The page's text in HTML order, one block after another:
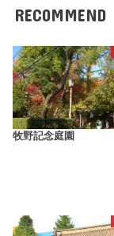
RECOMMEND
牧野記念庭園